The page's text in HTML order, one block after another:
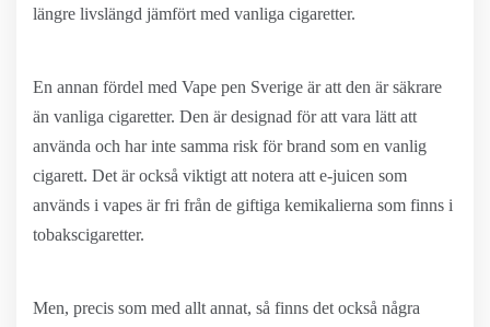
längre livslängd jämfört med vanliga cigaretter.
En annan fördel med Vape pen Sverige är att den är säkrare
än vanliga cigaretter. Den är designad för att vara lätt att
använda och har inte samma risk för brand som en vanlig
cigarett. Det är också viktigt att notera att e-juicen som
används i vapes är fri från de giftiga kemikalierna som finns i
tobakscigaretter.
Men, precis som med allt annat, så finns det också några